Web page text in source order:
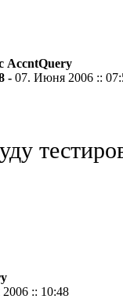
AccntQuery
- 07. Июня 2006 ::
:: 10:48